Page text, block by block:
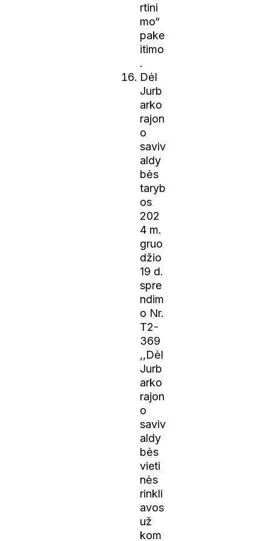
rtini
mo“
pake
itimo
.
Dėl
Jurb
arko
rajon
o
saviv
aldy
bės
taryb
os
202
4 m.
gruo
džio
19 d.
spre
ndim
o Nr.
T2-
369
,,Dėl
Jurb
arko
rajon
o
saviv
aldy
bės
vieti
nės
rinkli
avos
už
kom